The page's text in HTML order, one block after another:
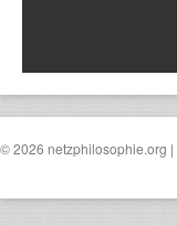
© 2026 netzphilosophie.org |